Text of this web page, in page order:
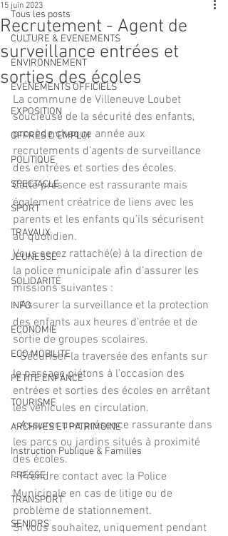
Tous les posts
CULTURE & EVENEMENTS
ENVIRONNEMENT
ÉVÉNEMENTS OFFICIELS
EXPOSITION
OFFRES D'EMPLOI
POLITIQUE
SPECTACLE
SPORT
TRAVAUX
JEUNESSE
SOLIDARITÉ
INFO
ECONOMIE
ECO MOBILITE
PETITE ENFANCE
TOURISME
ARCHIVES ET PATRIMOINE
Instruction Publique & Familles
PRESSE
TRANSPORT
SENIORS
Recrutement - Agent de
surveillance entrées et
sorties des écoles
15 juin 2023
La commune de Villeneuve Loubet
soucieuse de la sécurité des enfants,
procède chaque année aux
recrutements d’agents de surveillance
des entrées et sorties des écoles.
Cette présence est rassurante mais
également créatrice de liens avec les
parents et les enfants qu’ils sécurisent
au quotidien.
Vous serez rattaché(e) à la direction de
la police municipale afin d’assurer les
missions suivantes :
- Assurer la surveillance et la protection
des enfants aux heures d'entrée et de
sortie de groupes scolaires.
- Sécuriser la traversée des enfants sur
le passage piétons à l’occasion des
entrées et sorties des écoles en arrêtant
les véhicules en circulation.
- Assurer une présence rassurante dans
les parcs ou jardins situés à proximité
des écoles.
- Prendre contact avec la Police
Municipale en cas de litige ou de
problème de stationnement.
Si vous souhaitez, uniquement pendant